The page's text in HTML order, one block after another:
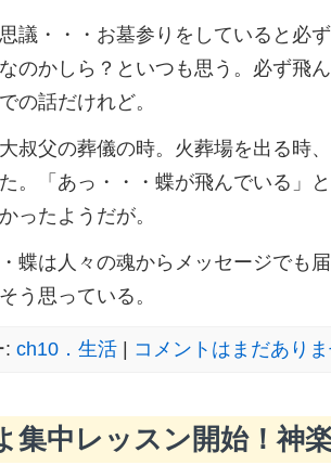
議・・・お墓参りをしていると必
のかしら？といつも思う。必ず飛
の話だけれど。
叔父の葬儀の時。火葬場を出る時
。「あっ・・・蝶が飛んでいる」
ったようだが。
蝶は人々の魂からメッセージでも
思っている。
: ch10．生活| コメントはまだあり
集中レッスン開始！神